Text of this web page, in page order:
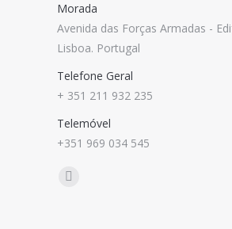
Morada
Avenida das Forças Armadas -
Lisboa. Portugal
Telefone Geral
+ 351 211 932 235
Telemóvel
+351 969 034 545
Find us on: